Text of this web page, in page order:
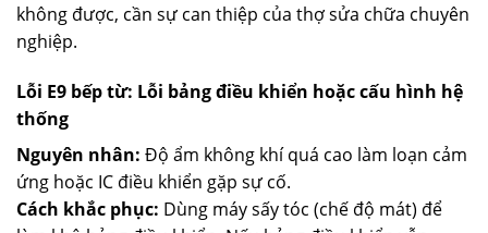
không được, cần sự can thiệp của thợ sửa chữa chuyên
nghiệp.
Lỗi E9 bếp từ: Lỗi bảng điều khiển hoặc cấu hình hệ
thống
Nguyên nhân: Độ ẩm không khí quá cao làm loạn cảm
ứng hoặc IC điều khiển gặp sự cố.
Cách khắc phục: Dùng máy sấy tóc (chế độ mát) để